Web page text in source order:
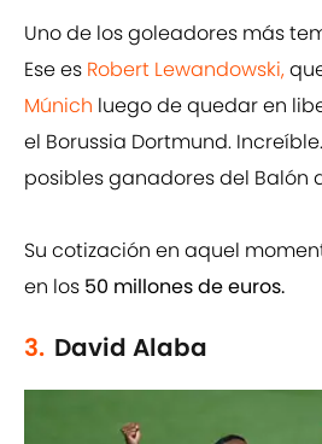
Uno de los goleadores más
Ese es Robert Lewandowski,
Múnich luego de quedar en
el Borussia Dortmund.
posibles ganadores del Balón
Su cotización en aquel
en los 50 millones de euros.
3. David Alaba